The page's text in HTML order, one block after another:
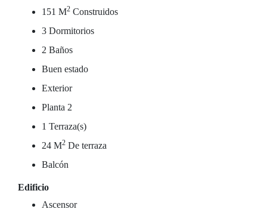
151 M2 Construidos
3 Dormitorios
2 Baños
Buen estado
Exterior
Planta 2
1 Terraza(s)
24 M2 De terraza
Balcón
Edificio
Ascensor